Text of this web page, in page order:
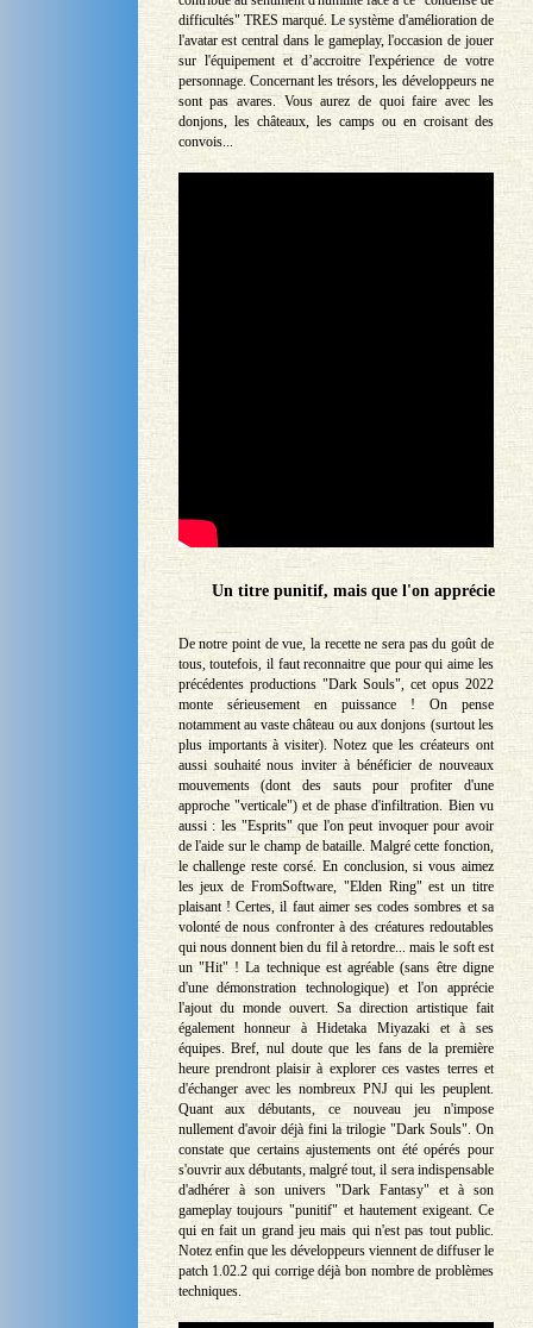
difficultés" TRES marqué. Le système d'amélioration de
l'avatar est central dans le gameplay, l'occasion de jouer
sur l'équipement et d’accroitre l'expérience de votre
personnage. Concernant les trésors, les développeurs ne
sont pas avares. Vous aurez de quoi faire avec les
donjons, les châteaux, les camps ou en croisant des
convois...
Un titre punitif, mais que l'on apprécie
De notre point de vue, la recette ne sera pas du goût de
tous, toutefois, il faut reconnaitre que pour qui aime les
précédentes productions "Dark Souls", cet opus 2022
monte sérieusement en puissance ! On pense
notamment au vaste château ou aux donjons (surtout les
plus importants à visiter). Notez que les créateurs ont
aussi souhaité nous inviter à bénéficier de nouveaux
mouvements (dont des sauts pour profiter d'une
approche "verticale") et de phase d'infiltration. Bien vu
aussi : les "Esprits" que l'on peut invoquer pour avoir
de l'aide sur le champ de bataille. Malgré cette fonction,
le challenge reste corsé. En conclusion, si vous aimez
les jeux de FromSoftware, "Elden Ring" est un titre
plaisant ! Certes, il faut aimer ses codes sombres et sa
volonté de nous confronter à des créatures redoutables
qui nous donnent bien du fil à retordre... mais le soft est
un "Hit" ! La technique est agréable (sans être digne
d'une démonstration technologique) et l'on apprécie
l'ajout du monde ouvert. Sa direction artistique fait
également honneur à Hidetaka Miyazaki et à ses
équipes. Bref, nul doute que les fans de la première
heure prendront plaisir à explorer ces vastes terres et
d'échanger avec les nombreux PNJ qui les peuplent.
Quant aux débutants, ce nouveau jeu n'impose
nullement d'avoir déjà fini la trilogie "Dark Souls". On
constate que certains ajustements ont été opérés pour
s'ouvrir aux débutants, malgré tout, il sera indispensable
d'adhérer à son univers "Dark Fantasy" et à son
gameplay toujours "punitif" et hautement exigeant. Ce
qui en fait un grand jeu mais qui n'est pas tout public.
Notez enfin que les développeurs viennent de diffuser le
patch 1.02.2 qui corrige déjà bon nombre de problèmes
techniques.